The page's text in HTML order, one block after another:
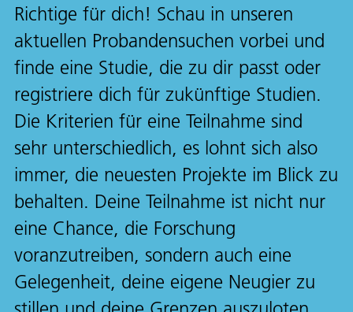
Richtige für dich! Schau in unseren
aktuellen Probandensuchen vorbei und
finde eine Studie, die zu dir passt oder
registriere dich für zukünftige Studien.
Die Kriterien für eine Teilnahme sind
sehr unterschiedlich, es lohnt sich also
immer, die neuesten Projekte im Blick zu
behalten. Deine Teilnahme ist nicht nur
eine Chance, die Forschung
voranzutreiben, sondern auch eine
Gelegenheit, deine eigene Neugier zu